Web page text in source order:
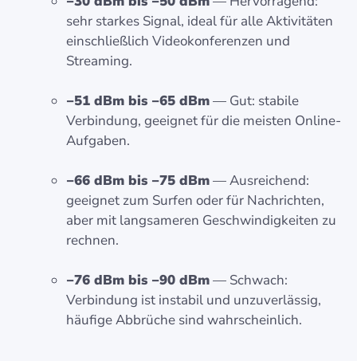
sehr starkes Signal, ideal für alle Aktivitäten
einschließlich Videokonferenzen und
Streaming.
−51 dBm bis −65 dBm— Gut: stabile
Verbindung, geeignet für die meisten Online-
Aufgaben.
−66 dBm bis −75 dBm— Ausreichend:
geeignet zum Surfen oder für Nachrichten,
aber mit langsameren Geschwindigkeiten zu
rechnen.
−76 dBm bis −90 dBm— Schwach:
Verbindung ist instabil und unzuverlässig,
häufige Abbrüche sind wahrscheinlich.